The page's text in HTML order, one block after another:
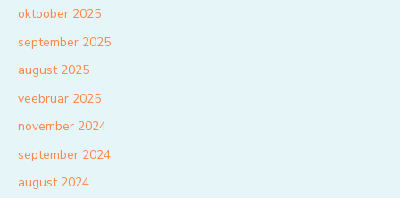
oktoober 2025
september 2025
august 2025
veebruar 2025
november 2024
september 2024
august 2024